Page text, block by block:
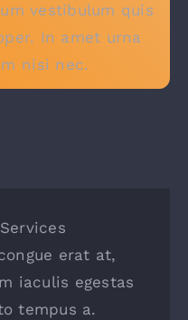
vestibulum quis
In amet urna
nisi nec.
erat at,
iaculis egestas
tempus a.